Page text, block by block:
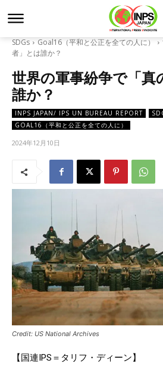
SDGs Goal16（平和と公正を全ての人に）
者」とは誰か？
世界の軍事紛争で「真
誰か？
INPS JAPAN/ IPS UN BUREAU REPORT
GOAL16（平和と公正を全ての人に）
2024年12月10日
Credit: US National Archives
【国連IPS＝タリフ・ディーン】